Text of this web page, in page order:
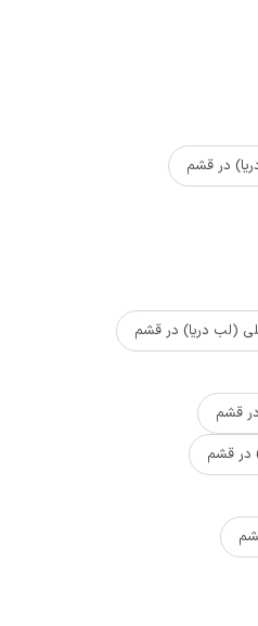
در قشم
(لب دریا) در قشم
قشم
در قشم